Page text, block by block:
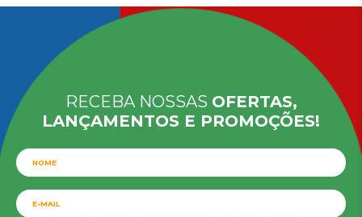
RECEBA NOSSAS OFERTAS,
LANÇAMENTOS E PROMOÇÕES!